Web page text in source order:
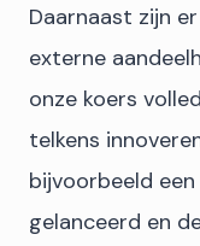
Daarnaast zijn
externe
onze koers
telkens
bijvoorbeeld
gelanceerd en